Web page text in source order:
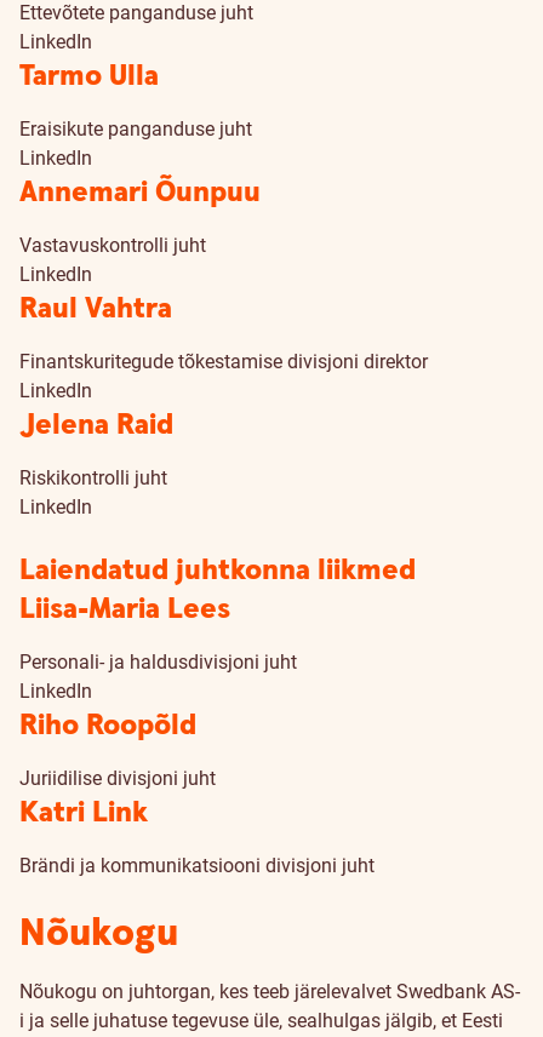
Ettevõtete panganduse juht
LinkedIn
Tarmo Ulla
Eraisikute panganduse juht
LinkedIn
Annemari Õunpuu
Vastavuskontrolli juht
LinkedIn
Raul Vahtra
Finantskuritegude tõkestamise divisjoni direktor
LinkedIn
Jelena Raid
Riskikontrolli juht
LinkedIn
Laiendatud juhtkonna liikmed
Liisa-Maria Lees
Personali- ja haldusdivisjoni juht
LinkedIn
Riho Roopõld
Juriidilise divisjoni juht
Katri Link
Brändi ja kommunikatsiooni divisjoni juht
Nõukogu
Nõukogu on juhtorgan, kes teeb järelevalvet Swedbank AS-
i ja selle juhatuse tegevuse üle, sealhulgas jälgib, et Eesti